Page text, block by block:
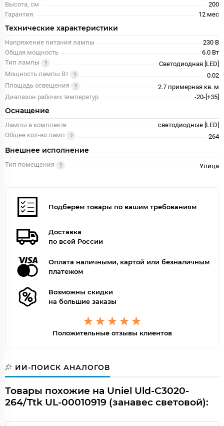
Высота, см
200
Гарантия
12 меc
Технические характеристики
Напряжение питания лампы
230 В
Общая мощность
6.0 Вт
Тип лампы
Светодиодная [LED]
Мощность лампы Вт
0.02
Площадь освещения
2.7 примерная кв. м
Диапазон рабочих температур
-20-[+35]
Оснащение
Лампы в комплекте
светодиодные [LED]
Общее кол-во ламп
264
Внешнее исполнение
Тип помещения Улица
Подберём товары по вашим требованиям
Доставка
по всей России
Оплата наличными, картой или безналичным
платежом
Возможны скидки
на большие заказы
Положительные отзывы клиентов
ИИ-ПОИСК АНАЛОГОВ
Товары похожие на Uniel Uld-C3020-
264/Ttk UL-00010919 (занавес световой):